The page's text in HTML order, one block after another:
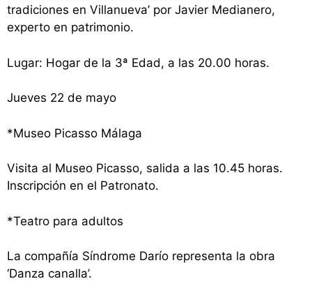
tradiciones en Villanueva’ por Javier Medianero,
experto en patrimonio.
Lugar: Hogar de la 3ª Edad, a las 20.00 horas.
Jueves 22 de mayo
*Museo Picasso Málaga
Visita al Museo Picasso, salida a las 10.45 horas.
Inscripción en el Patronato.
*Teatro para adultos
La compañía Síndrome Darío representa la obra
‘Danza canalla’.